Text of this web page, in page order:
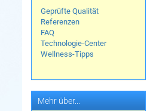
Geprüfte Qualität
Referenzen
FAQ
Technologie-Center
Wellness-Tipps
Mehr über...